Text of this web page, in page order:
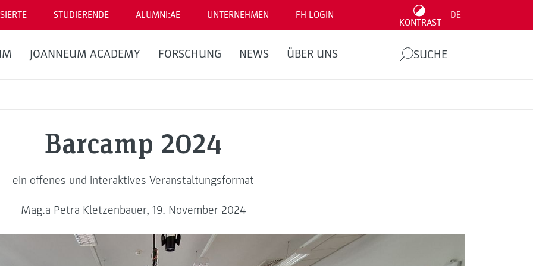
STUDIERENDE ALUMNI:AE UNTERNEHMEN FH LOGIN
KONTRAST
DE
JOANNEUM ACADEMY FORSCHUNG NEWS ÜBER UNS SUCHE
Barcamp 2024
ein offenes und interaktives Veranstaltungsformat
Mag.a Petra Kletzenbauer, 19. November 2024